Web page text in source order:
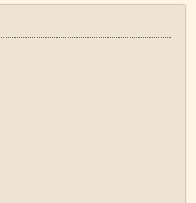
vous évoquez les ca
la notion d'égalité …
sont légitimes, mais p
les données fon…
un sacré foutoir – même
récentes du mot